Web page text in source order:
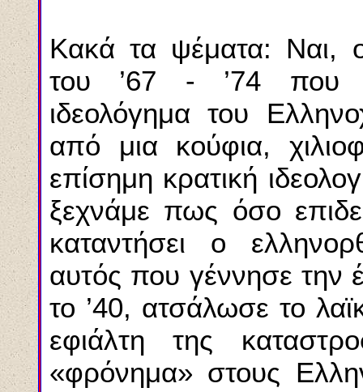
Kακά τα ψέματα: Nαι,
του ’67 - ’74 που
ιδεολόγημα του
από μια κούφια,
επίσημη κρατική
ξεχνάμε πως όσο
καταντήσει ο
αυτός που γέννησε την
το ’40, ατσάλωσε το
εφιάλτη της
«φρόνημα» στους